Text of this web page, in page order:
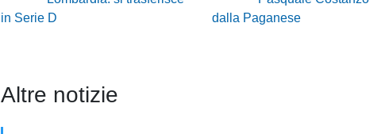
in Serie D
dalla Paganese
Altre notizie